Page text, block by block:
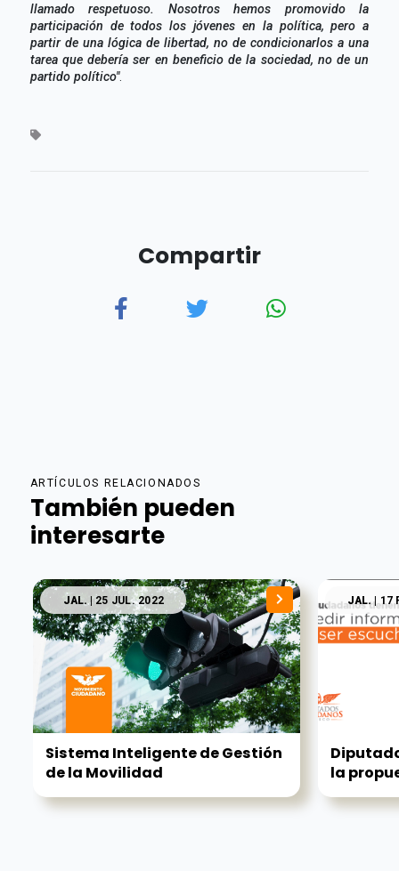
llamado respetuoso. Nosotros hemos promovido la
participación de todos los jóvenes en la política, pero a
partir de una lógica de libertad, no de condicionarlos a una
tarea que debería ser en beneficio de la sociedad, no de un
partido político".
Compartir
ARTÍCULOS RELACIONADOS
También pueden
interesarte
JAL.| 25 JUL. 2022
Sistema Inteligente de Gestión
de la Movilidad
JAL.| 17
la